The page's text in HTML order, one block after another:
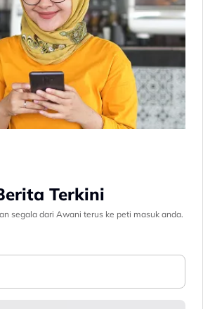
Terkini
segala dari Awani terus ke peti masuk anda.